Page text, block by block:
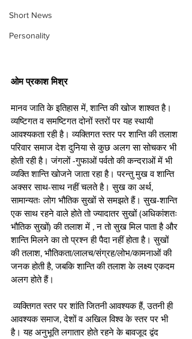
Short News
Personality
ओम प्रकाश मिश्र
मानव जाति के इतिहास में, शान्ति की खोज शाश्वत है।
व्यष्टिगत व समष्टिगत दोनों स्तरों पर यह स्थायी
आवश्यकता रही है। व्यक्तिगत स्तर पर शान्ति की तलाश
परिवार समाज देश दुनिया से कुछ अलग सा सोचकर भी
होती रही है। जंगलों -गुफाओं पर्वतो की कन्दराओं में भी
व्यक्ति शान्ति खोजने जाता रहा है। परन्तु मुख व शान्ति
अक्सर साथ-साथ नहीं चलते है। सुख का अर्थ,
सामान्यतः लोग भौतिक सुखों से समझते हैं। सुख-शान्ति
एक साथ रहने वाले होते तो ज्यादातर सुखों (अधिकांशतः
भौतिक सुखों) की तलाश में , न तो सुख मिल पाता है और
शान्ति मिलने का तो प्रश्न ही पैदा नहीं होता है। सुखों
की तलाश, भौतिकता/लालच/संग्रह/लोभ/कामनाओं की
जनक होती है, जबकि शान्ति की तलाश के लक्ष्य एकदम
अलग होते हैं।
व्यक्तिगत स्तर पर शांति जितनी आवश्यक हैं, उतनी ही
आवश्यक समाज, देशों व अखिल विश्व के स्तर पर भी
है। यह अनुभूति लगातार होते रहने के बावजूद द्वंद